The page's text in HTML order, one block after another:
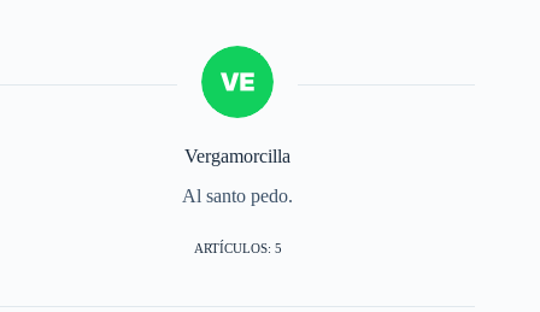
Vergamorcilla
Al santo pedo.
ARTÍCULOS: 5